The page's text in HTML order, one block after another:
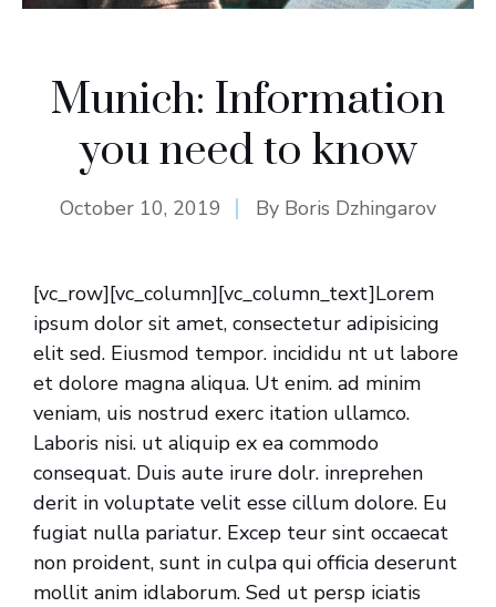
Munich: Information
you need to know
October 10, 2019 By Boris Dzhingarov
[vc_row][vc_column][vc_column_text]Lorem
ipsum dolor sit amet, consectetur adipisicing
elit sed. Eiusmod tempor. incididu nt ut labore
et dolore magna aliqua. Ut enim. ad minim
veniam, uis nostrud exerc itation ullamco.
Laboris nisi. ut aliquip ex ea commodo
consequat. Duis aute irure dolr. inreprehen
derit in voluptate velit esse cillum dolore. Eu
fugiat nulla pariatur. Excep teur sint occaecat
non proident, sunt in culpa qui officia deserunt
mollit anim idlaborum. Sed ut persp iciatis